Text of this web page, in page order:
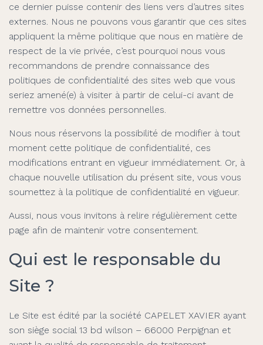
ce dernier puisse contenir des liens vers d’autres sites
externes. Nous ne pouvons vous garantir que ces sites
appliquent la même politique que nous en matière de
respect de la vie privée, c’est pourquoi nous vous
recommandons de prendre connaissance des
politiques de confidentialité des sites web que vous
seriez amené(e) à visiter à partir de celui-ci avant de
remettre vos données personnelles.
Nous nous réservons la possibilité de modifier à tout
moment cette politique de confidentialité, ces
modifications entrant en vigueur immédiatement. Or, à
chaque nouvelle utilisation du présent site, vous vous
soumettez à la politique de confidentialité en vigueur.
Aussi, nous vous invitons à relire régulièrement cette
page afin de maintenir votre consentement.
Qui est le responsable du
Site ?
Le Site est édité par la société CAPELET XAVIER ayant
son siège social 13 bd wilson – 66000 Perpignan et